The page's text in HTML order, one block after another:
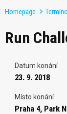
Homepage
Run
Datum konání
23. 9. 2018
Místo konání
Praha 4, Park